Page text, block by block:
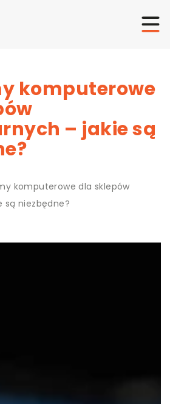
komputerowe
– jakie są
komputerowe dla sklepów
są niezbędne?